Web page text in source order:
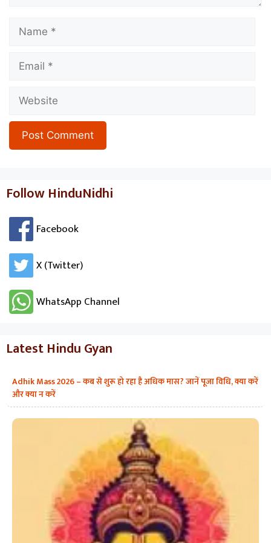
Name
Email
Website
Follow HinduNidhi
Facebook
X (Twitter)
WhatsApp Channel
Latest Hindu Gyan
Adhik Mass 2026 – कब से शुरू हो रहा है अधिक मास? जानें पूजा विधि, क्या करें
और क्या न करें